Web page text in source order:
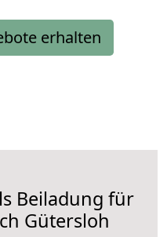
erhalten
Beiladung für
Gütersloh